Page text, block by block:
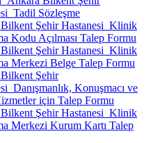
Sözleşme
Şehir Hastanesi_Klinik
Kodu Açılması Talep Formu
Şehir Hastanesi_Klinik
Merkezi Belge Talep Formu
Şehir
Konuşmacı ve
için Talep Formu
Şehir Hastanesi_Klinik
Merkezi Kurum Kartı Talep